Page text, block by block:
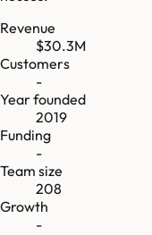
Revenue
$30.3M
Customers
-
Year founded
2019
Funding
-
Team size
208
Growth
-